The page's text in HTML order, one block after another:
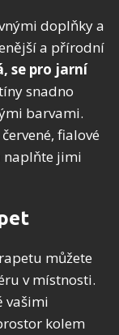
doplňky a
a přírodní
se pro jarní
snadno
barvami.
fialové
naplňte jimi
můžete
v místnosti.
vašimi
kolem